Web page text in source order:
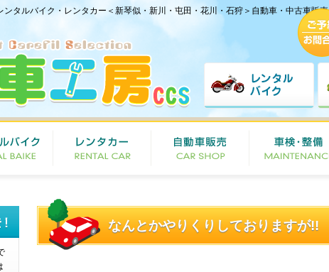
タルバイク・レンタカー＜新琴似・新川・屯田・花川・石狩＞自動車・中古車販売
なんとかやりくりしておりますが!!